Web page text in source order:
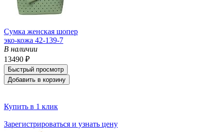
Сумка женская шопер
эко-кожа 42-139-7
В наличии
13490 ₽
Быстрый просмотр
Добавить в корзину
Купить в 1 клик
Зарегистрироваться и узнать цену